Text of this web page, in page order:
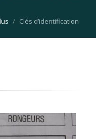
Clés d’identification